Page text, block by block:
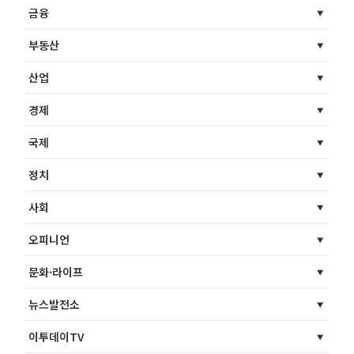
금융
부동산
산업
경제
국제
정치
사회
오피니언
문화·라이프
뉴스발전소
이투데이TV